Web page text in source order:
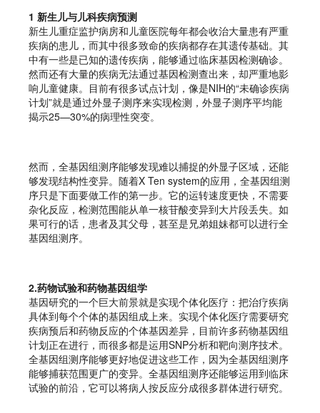
1 新生儿与儿科疾病预测
新生儿重症监护病房和儿童医院每年都会收治大量患有严重
疾病的患儿，而其中很多致命的疾病都存在其遗传基础。其
中有一些是已知的遗传疾病，能够通过临床基因检测确诊。
然而还有大量的疾病无法通过基因检测查出来，却严重地影
响儿童健康。目前有很多试点计划，像是NIH的“未确诊疾病
计划”就是通过外显子测序来实现检测，外显子测序平均能
揭示25—30%的病理性突变。
然而，全基因组测序能够发现难以捕捉的外显子区域，还能
够发现结构性变异。随着X Ten system的应用，全基因组测
序只是下面要做工作的第一步。它的运转速度更快，不需要
杂化反应，检测范围能从单一核苷酸变异到大片段丢失。如
果可行的话，患者及其父母，甚至是兄弟姐妹都可以进行全
基因组测序。
2.药物试验和药物基因组学
基因研究的一个巨大前景就是实现个体化医疗：把治疗疾病
具体到每个个体的基因组成上来。实现个体化医疗需要研究
疾病预后和药物反应的个体基因差异，目前许多药物基因组
计划正在进行，而很多都是运用SNP分析和靶向测序技术。
全基因组测序能够更好地促进这些工作，因为全基因组测序
能够捕获范围更广的变异。全基因组测序还能够运用到临床
试验的前沿，它可以将病人按反应分成很多群体进行研究。